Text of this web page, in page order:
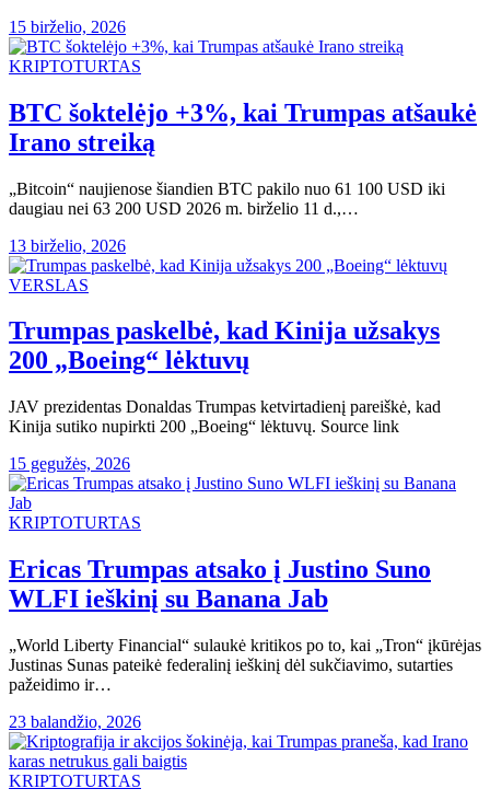
15 birželio, 2026
KRIPTOTURTAS
BTC šoktelėjo +3%, kai Trumpas atšaukė
Irano streiką
„Bitcoin“ naujienose šiandien BTC pakilo nuo 61 100 USD iki
daugiau nei 63 200 USD 2026 m. birželio 11 d.,…
13 birželio, 2026
VERSLAS
Trumpas paskelbė, kad Kinija užsakys
200 „Boeing“ lėktuvų
JAV prezidentas Donaldas Trumpas ketvirtadienį pareiškė, kad
Kinija sutiko nupirkti 200 „Boeing“ lėktuvų. Source link
15 gegužės, 2026
KRIPTOTURTAS
Ericas Trumpas atsako į Justino Suno
WLFI ieškinį su Banana Jab
„World Liberty Financial“ sulaukė kritikos po to, kai „Tron“ įkūrėjas
Justinas Sunas pateikė federalinį ieškinį dėl sukčiavimo, sutarties
pažeidimo ir…
23 balandžio, 2026
KRIPTOTURTAS